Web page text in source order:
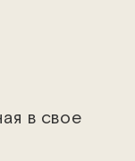
в свое